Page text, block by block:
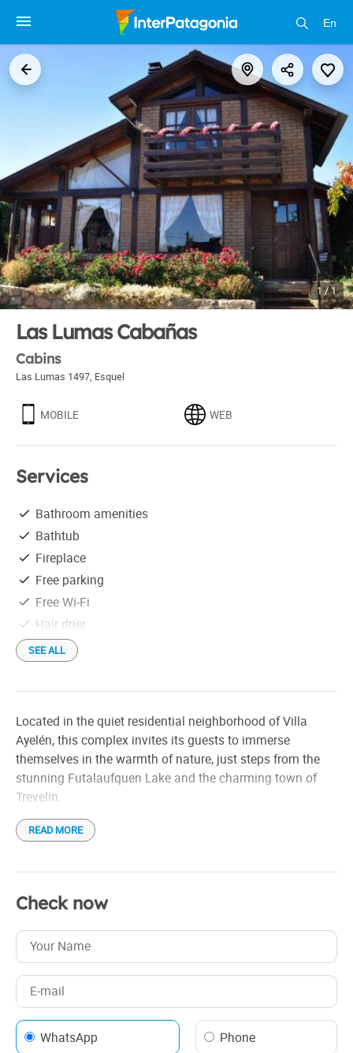
En
1 / 1
Las Lumas Cabañas
Cabins
Las Lumas 1497, Esquel
MOBILE WEB
Services
Bathroom amenities
Bathtub
Fireplace
Free parking
Free Wi-Fi
Hair drier
Heating
Shower
Tourist information
SEE ALL
Located in the quiet residential neighborhood of Villa
Ayelén, this complex invites its guests to immerse
themselves in the warmth of nature, just steps from the
stunning Futalaufquen Lake and the charming town of
Trevelin.
Composed of seven wooden cabins, Cabañas Las Lumas
families and groups of friends. Each cabin is equipped
with everything you need for a comfortable stay: full
kitchen, refrigerator, microwave, cable TV, Wi-Fi, hair dryer,
and individual grill. In addition, they have private green
spaces and parking within the property.
Guests will be able to enjoy the tranquility of the
neighborhood and the beauty of the Patagonian
landscape, while taking advantage of the various
activities that the region offers. Hiking, biking, fishing,
READ MORE
Check now
WhatsApp Phone